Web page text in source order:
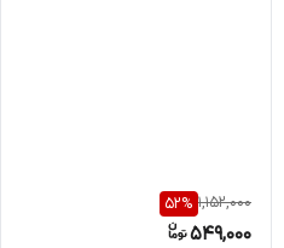
1,152,000
52%
549,000